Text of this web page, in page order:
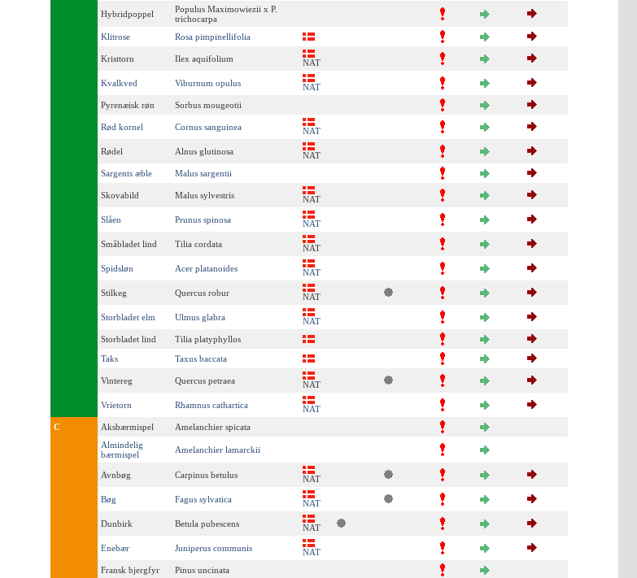
Hybridpoppel
Populus Maximowiezii x P.
trichocarpa
Klitrose
Rosa pimpinellifolia
Kristtorn Ilex aquifolium NAT
Kvalkved Viburnum opulus
NAT
Pyrenæisk røn
Sorbus mougeotii
Rød kornel Cornus sanguinea NAT
Rødel Alnus glutinosa
NAT
Sargents æble
Malus sargentii
Skovabild Malus sylvestris NAT
Slåen Prunus spinosa NAT
Småbladet lind Tilia cordata NAT
Spidsløn Acer platanoides NAT
Stilkeg Quercus robur NAT
Storbladet elm Ulmus glabra
NAT
Storbladet lind
Tilia platyphyllos
Taks
Taxus baccata
Vintereg Quercus petraea NAT
Vrietorn Rhamnus cathartica
NAT
C
Aksbærmispel
Amelanchier spicata
Almindelig
bærmispel
Amelanchier lamarckii
Avnbøg Carpinus betulus NAT
Bøg Fagus sylvatica NAT
Dunbirk Betula pubescens NAT
Enebær Juniperus communis
NAT
Fransk bjergfyr
Pinus uncinata